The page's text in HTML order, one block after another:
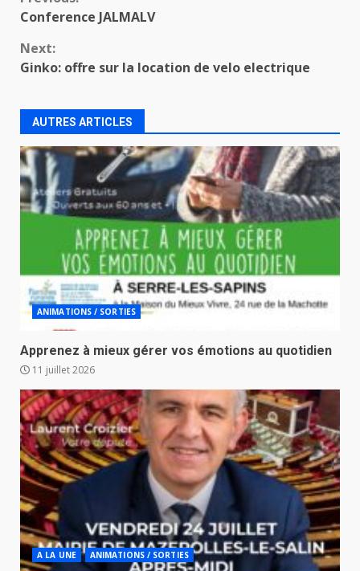
Conference JALMALV
Next:
Ginko: offre sur la location de velo electrique
AUTRES ARTICLES
ANIMATIONS / SORTIES
Apprenez à mieux gérer vos émotions au quotidien
11 juillet 2026
A LA UNE ANIMATIONS / SORTIES